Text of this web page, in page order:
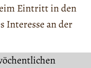
Eintritt in den
Interesse an der